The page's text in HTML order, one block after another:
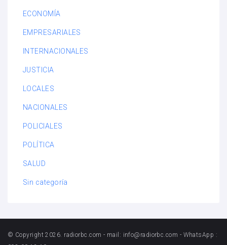
ECONOMÍA
EMPRESARIALES
INTERNACIONALES
JUSTICIA
LOCALES
NACIONALES
POLICIALES
POLÍTICA
SALUD
Sin categoría
© Copyright 2026. radiorbc.com - mail: info@radiorbc.com - WhatsApp :